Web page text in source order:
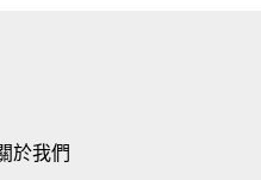
於我們